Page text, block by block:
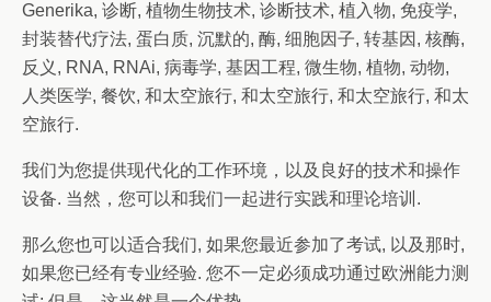
Generika, 诊断, 植物生物技术, 诊断技术, 植入物, 免疫学,
封装替代疗法, 蛋白质, 沉默的, 酶, 细胞因子, 转基因, 核酶,
反义, RNA, RNAi, 病毒学, 基因工程, 微生物, 植物, 动物,
人类医学, 餐饮, 和太空旅行, 和太空旅行, 和太空旅行, 和太
空旅行.
我们为您提供现代化的工作环境，以及良好的技术和操作
设备. 当然，您可以和我们一起进行实践和理论培训.
那么您也可以适合我们, 如果您最近参加了考试, 以及那时,
如果您已经有专业经验. 您不一定必须成功通过欧洲能力测